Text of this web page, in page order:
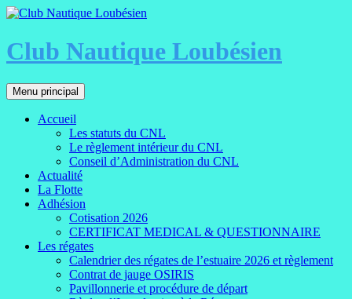
Aller
contenu
Club Nautique Loubésien
Recherche
Menu principal
Accueil
Les statuts du CNL
Le règlement intérieur du CNL
Conseil d’Administration du CNL
Actualité
La Flotte
Adhésion
Cotisation 2026
CERTIFICAT MEDICAL & QUESTIONNAIRE
Les régates
Calendrier des régates de l’estuaire 2026 et règlement
Contrat de jauge OSIRIS
Pavillonnerie et procédure de départ